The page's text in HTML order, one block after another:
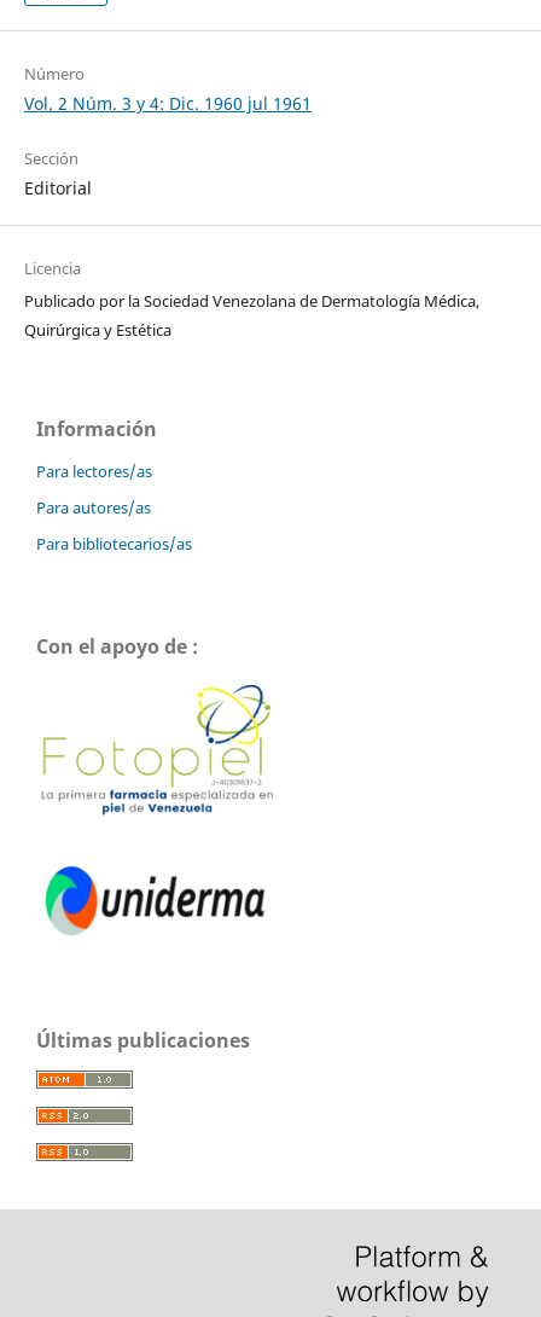
Número
Vol. 2 Núm. 3 y 4: Dic. 1960 jul 1961
Sección
Editorial
Licencia
Publicado por la Sociedad Venezolana de Dermatología Médica,
Quirúrgica y Estética
Información
Para lectores/as
Para autores/as
Para bibliotecarios/as
Con el apoyo de :
Últimas publicaciones